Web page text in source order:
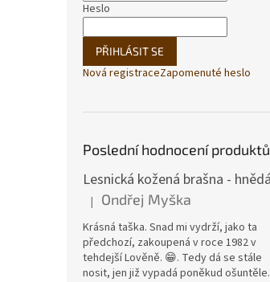
Heslo
PŘIHLÁSIT SE
Nová registraceZapomenuté heslo
Poslední hodnocení produktů
Hodnocení produktu je 5 z 5 hvězdiček.
| Ondřej Myška
Krásná taška. Snad mi vydrží, jako ta
předchozí, zakoupená v roce 1982 v
tehdejší Lověně. 😁. Tedy dá se stále
nosit, jen již vypadá poněkud ošuntěle.